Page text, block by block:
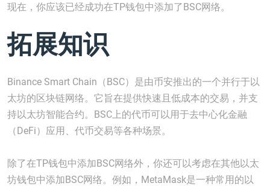
现在，你应该已经成功在TP钱包中添加了BSC网络。
拓展知识
Binance Smart Chain（BSC）是由币安推出的一个并行于以
太坊的区块链网络。它旨在提供快速且低成本的交易，并支
持以太坊智能合约。BSC上的代币可以用于去中心化金融
（DeFi）应用、代币交易等各种场景。
除了在TP钱包中添加BSC网络外，你还可以考虑在其他以太
坊钱包中添加BSC网络。例如，MetaMask是一种常用的以